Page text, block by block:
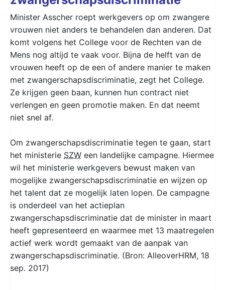
Minister Asscher roept werkgevers op om zwangere
vrouwen niet anders te behandelen dan anderen. Dat
komt volgens het College voor de Rechten van de
Mens nog altijd te vaak voor. Bijna de helft van de
vrouwen heeft op de een of andere manier te maken
met zwangerschapsdiscriminatie, zegt het College.
Ze krijgen geen baan, kunnen hun contract niet
verlengen en geen promotie maken. En dat neemt
niet snel af.
Om zwangerschapsdiscriminatie tegen te gaan, start
het ministerie SZW een landelijke campagne. Hiermee
wil het ministerie werkgevers bewust maken van
mogelijke zwangerschapsdiscriminatie en wijzen op
het talent dat ze mogelijk laten lopen. De campagne
is onderdeel van het actieplan
zwangerschapsdiscriminatie dat de minister in maart
heeft gepresenteerd en waarmee met 13 maatregelen
actief werk wordt gemaakt van de aanpak van
zwangerschapsdiscriminatie. (Bron: AlleoverHRM, 18
sep. 2017)